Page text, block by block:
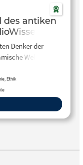
des antiken
Denker der
Welt, in der
wie Tag und
Winter. Autor: Michael Conradt
Ethik